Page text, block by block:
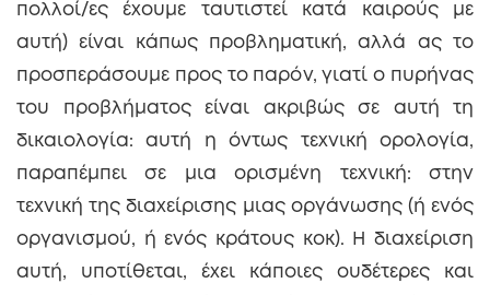
πολλοί/ες έχουμε ταυτιστεί κατά καιρούς με
αυτή) είναι κάπως προβληματική, αλλά ας το
προσπεράσουμε προς το παρόν, γιατί ο πυρήνας
του προβλήματος είναι ακριβώς σε αυτή τη
δικαιολογία: αυτή η όντως τεχνική ορολογία,
παραπέμπει σε μια ορισμένη τεχνική: στην
τεχνική της διαχείρισης μιας οργάνωσης (ή ενός
οργανισμού, ή ενός κράτους κοκ). Η διαχείριση
αυτή, υποτίθεται, έχει κάποιες ουδέτερες και